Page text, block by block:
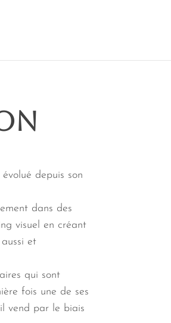
depuis son
dans des
visuel en créant
et
qui sont
fois une de ses
vend par le biais